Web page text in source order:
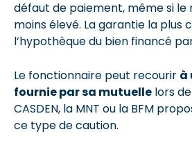
défaut de paiement, même si le
moins élevé. La garantie la plus
l’hypothèque du bien financé
Le fonctionnaire peut recourir à
fournie par sa mutuelle lors
CASDEN, la MNT ou la BFM
ce type de caution.